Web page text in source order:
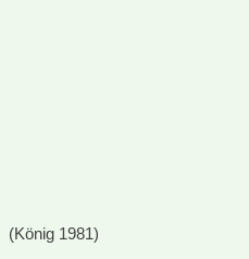
(König 1981)